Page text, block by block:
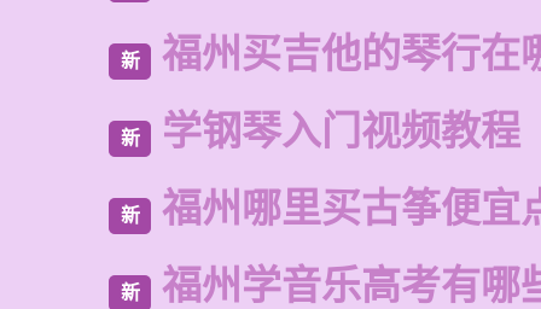
新 福州买吉他的琴行在
新 学钢琴入门视频教程
新 福州哪里买古筝便宜
新 福州学音乐高考有哪